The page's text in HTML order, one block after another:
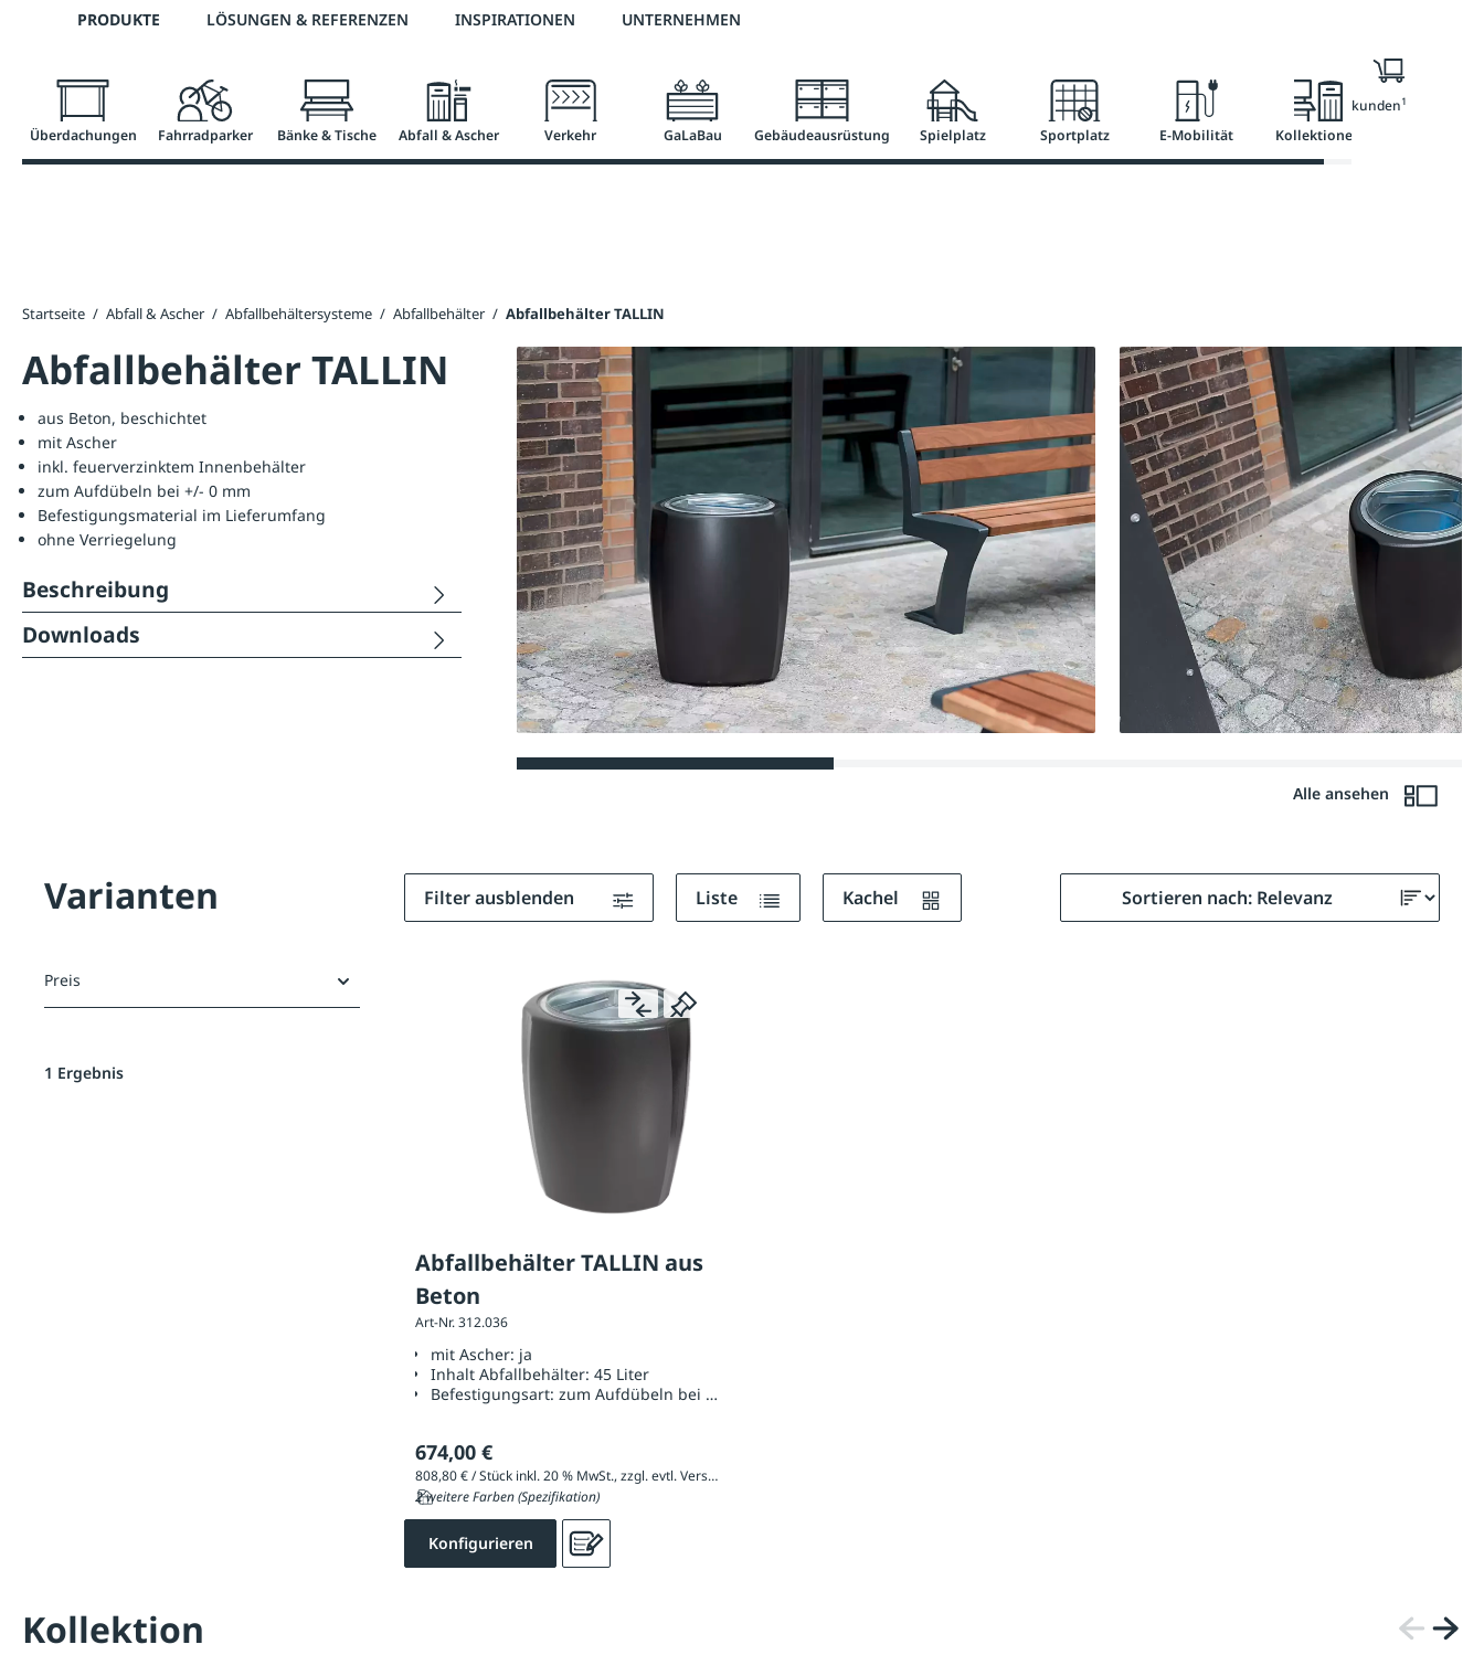
Zur Hauptnavigation springen
Telefon: +43 7672 95895 0 3 % Online-Rabatt versandkostenfrei ab 50 €
PRODUKTE LÖSUNGEN & REFERENZEN INSPIRATIONEN UNTERNEHMEN
Überdachungen Fahrradparker Bänke & Tische Abfall & Ascher Verkehr GaLaBau Gebäudeausrüstung Spielplatz Sportplatz E-Mobilität Kollektionen
Nur für Geschäftskunden1
Startseite / Abfall & Ascher / Abfallbehältersysteme / Abfallbehälter / Abfallbehälter TALLIN
Abfallbehälter TALLIN
Alle ansehen
aus Beton, beschichtet
mit Ascher
inkl. feuerverzinktem Innenbehälter
zum Aufdübeln bei +/- 0 mm
Befestigungsmaterial im Lieferumfang
ohne Verriegelung
Beschreibung
Downloads
Varianten
Preis
1 Ergebnis
Filter ausblenden Liste Kachel
Abfallbehälter TALLIN aus
Beton
Art-Nr. 312.036
mit Ascher: ja
Inhalt Abfallbehälter: 45 Liter
Befestigungsart: zum Aufdübeln bei +/- 0 mm
674,00 €
808,80 € / Stück inkl. 20 % MwSt., zzgl. evtl. Versandkosten
2 weitere Farben (Spezifikation)
Konfigurieren
Kollektion